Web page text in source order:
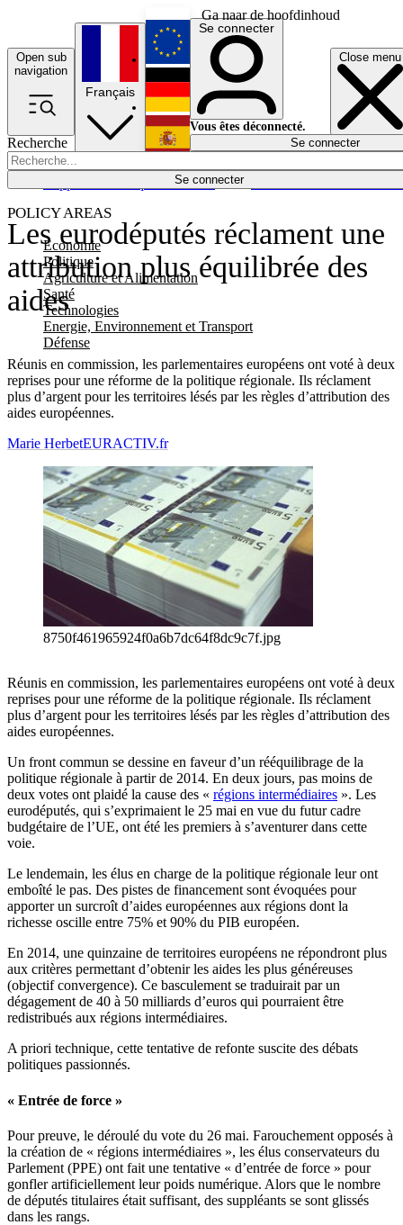
Ga naar de hoofdinhoud
Open sub
navigation
Close menu
Recherche
Se connecter
POLICY AREAS
Economie
Politique
Agriculture et Alimentation
Santé
Technologies
Energie, Environnement et Transport
Défense
Économie
Français
English
Deutsch
Español
Se connecter
Vous êtes déconnecté.
Se connecter
Les eurodéputés réclament une
attribution plus équilibrée des
aides
Réunis en commission, les parlementaires européens ont voté à deux
reprises pour une réforme de la politique régionale. Ils réclament
plus d’argent pour les territoires lésés par les règles d’attribution des
aides européennes.
Marie HerbetEURACTIV.fr
8750f461965924f0a6b7dc64f8dc9c7f.jpg
Réunis en commission, les parlementaires européens ont voté à deux
reprises pour une réforme de la politique régionale. Ils réclament
plus d’argent pour les territoires lésés par les règles d’attribution des
aides européennes.
Un front commun se dessine en faveur d’un rééquilibrage de la
politique régionale à partir de 2014. En deux jours, pas moins de
deux votes ont plaidé la cause des « régions intermédiaires ». Les
eurodéputés, qui s’exprimaient le 25 mai en vue du futur cadre
budgétaire de l’UE, ont été les premiers à s’aventurer dans cette
voie.
Le lendemain, les élus en charge de la politique régionale leur ont
emboîté le pas. Des pistes de financement sont évoquées pour
apporter un surcroît d’aides européennes aux régions dont la
richesse oscille entre 75% et 90% du PIB européen.
En 2014, une quinzaine de territoires européens ne répondront plus
aux critères permettant d’obtenir les aides les plus généreuses
(objectif convergence). Ce basculement se traduirait par un
dégagement de 40 à 50 milliards d’euros qui pourraient être
redistribués aux régions intermédiaires.
A priori technique, cette tentative de refonte suscite des débats
politiques passionnés.
« Entrée de force »
Pour preuve, le déroulé du vote du 26 mai. Farouchement opposés à
la création de « régions intermédiaires », les élus conservateurs du
Parlement (PPE) ont fait une tentative « d’entrée de force » pour
gonfler artificiellement leur poids numérique. Alors que le nombre
de députés titulaires était suffisant, des suppléants se sont glissés
dans les rangs.